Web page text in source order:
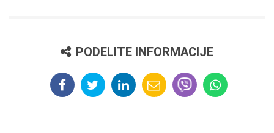
PODELITE INFORMACIJE